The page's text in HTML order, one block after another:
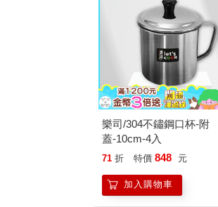
樂司/304不鏽鋼口杯-附
蓋-10cm-4入
71 折 特價 848 元
加入購物車